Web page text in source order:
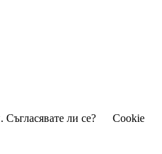
Съгласявате ли се?
Cookie